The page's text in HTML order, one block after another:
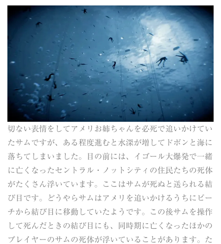
切ない表情をしてアメリお姉ちゃんを必死で追いかけてい
たサムですが、ある程度進むと水深が増してドボンと海に
落ちてしまいました。目の前には、イゴール大爆発で一緒
に亡くなったセントラル・ノットシティの住民たちの死体
がたくさん浮いています。ここはサムが死ぬと送られる結
び目です。どうやらサムはアメリを追いかけるうちにビー
チから結び目に移動していたようです。この後サムを操作
して死んだときの結び目にも、同時期に亡くなったほかの
プレイヤーのサムの死体が浮いていることがあります。た